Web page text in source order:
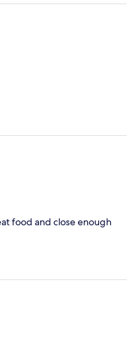
food and close enough